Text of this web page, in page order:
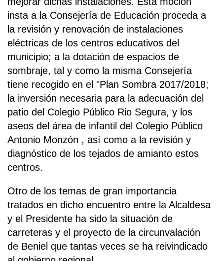
insta a la Consejería de Educación proceda a
la revisión y renovación de instalaciones
eléctricas de los centros educativos del
municipio; a la dotación de espacios de
sombraje, tal y como la misma Consejería
tiene recogido en el "Plan Sombra 2017/2018;
la inversión necesaria para la adecuación del
patio del Colegio Público Rio Segura, y los
aseos del área de infantil del Colegio Público
Antonio Monzón , así como a la revisión y
diagnóstico de los tejados de amianto estos
centros.
Otro de los temas de gran importancia
tratados en dicho encuentro entre la Alcaldesa
y el Presidente ha sido la situación de
carreteras y el proyecto de la circunvalación
de Beniel que tantas veces se ha reivindicado